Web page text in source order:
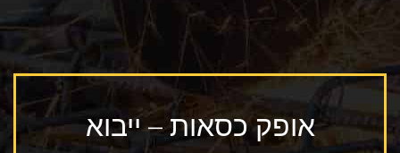
אופק כסאות – ייבוא